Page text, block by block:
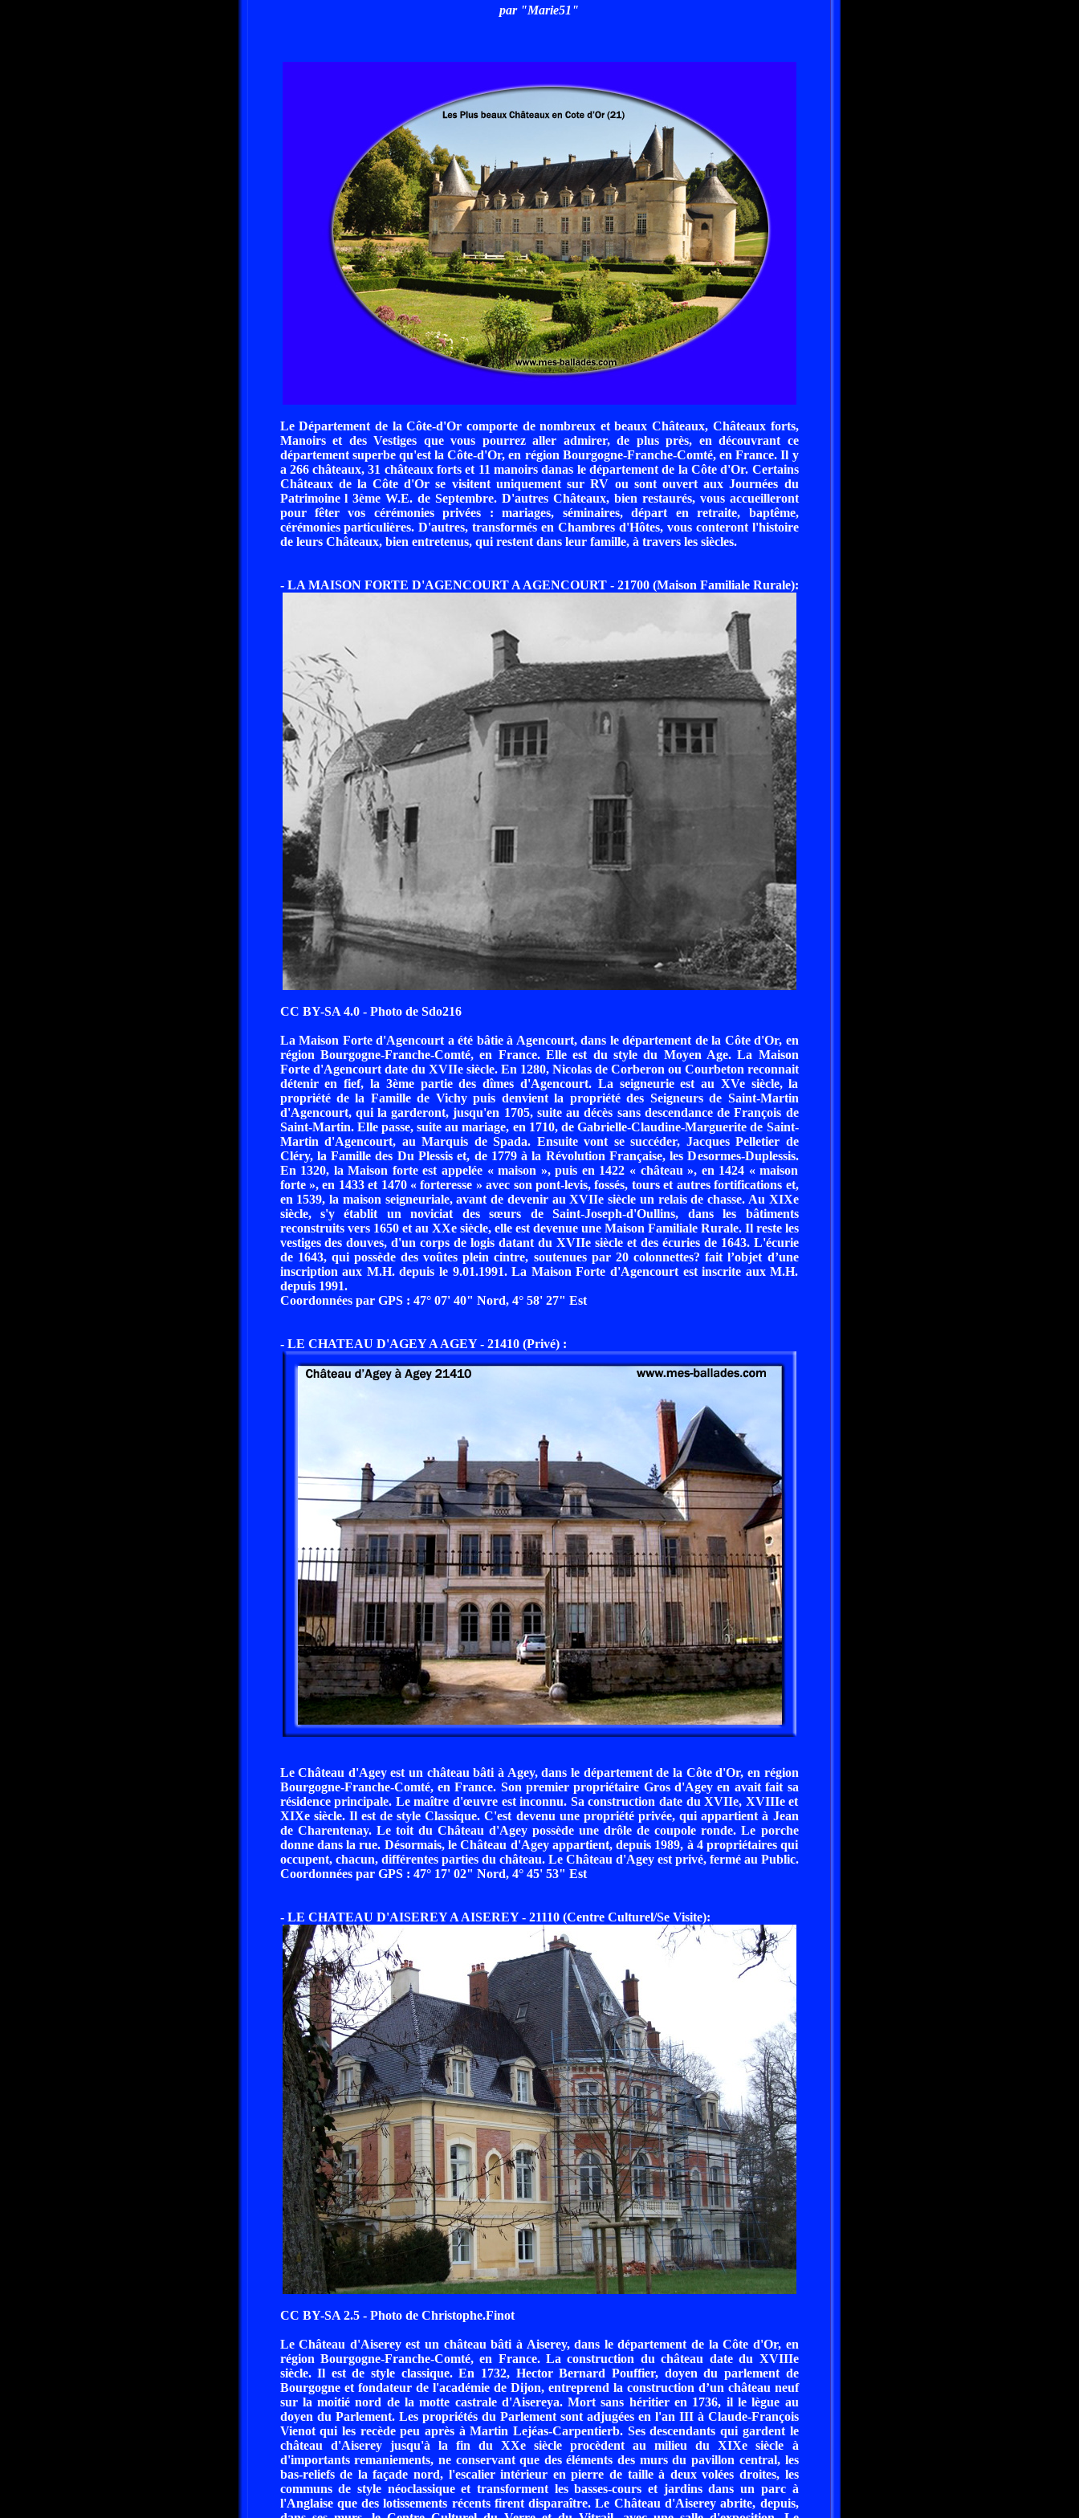
par "Marie51"
Le Département de la Côte-d'Or comporte de nombreux et beaux Châteaux, Châteaux forts,
Manoirs et des Vestiges que vous pourrez aller admirer, de plus près, en découvrant ce
département superbe qu'est la Côte-d'Or, en région Bourgogne-Franche-Comté, en France. Il y
a 266 châteaux, 31 châteaux forts et 11 manoirs danas le département de la Côte d'Or. Certains
Châteaux de la Côte d'Or se visitent uniquement sur RV ou sont ouvert aux Journées du
Patrimoine l 3ème W.E. de Septembre. D'autres Châteaux, bien restaurés, vous accueilleront
pour fêter vos cérémonies privées : mariages, séminaires, départ en retraite, baptême,
cérémonies particulières. D'autres, transformés en Chambres d'Hôtes, vous conteront l'histoire
de leurs Châteaux, bien entretenus, qui restent dans leur famille, à travers les siècles.
- LA MAISON FORTE D'AGENCOURT A AGENCOURT - 21700 (Maison Familiale Rurale):
CC BY-SA 4.0 - Photo de Sdo216
La Maison Forte d'Agencourt a été bâtie à Agencourt, dans le département de la Côte d'Or, en
région Bourgogne-Franche-Comté, en France. Elle est du style du Moyen Age. La Maison
Forte d'Agencourt date du XVIIe siècle. En 1280, Nicolas de Corberon ou Courbeton reconnait
détenir en fief, la 3ème partie des dîmes d'Agencourt. La seigneurie est au XVe siècle, la
propriété de la Famille de Vichy puis denvient la propriété des Seigneurs de Saint-Martin
d'Agencourt, qui la garderont, jusqu'en 1705, suite au décès sans descendance de François de
Saint-Martin. Elle passe, suite au mariage, en 1710, de Gabrielle-Claudine-Marguerite de Saint-
Martin d'Agencourt, au Marquis de Spada. Ensuite vont se succéder, Jacques Pelletier de
Cléry, la Famille des Du Plessis et, de 1779 à la Révolution Française, les Desormes-Duplessis.
En 1320, la Maison forte est appelée « maison », puis en 1422 « château », en 1424 « maison
forte », en 1433 et 1470 « forteresse » avec son pont-levis, fossés, tours et autres fortifications et,
en 1539, la maison seigneuriale, avant de devenir au XVIIe siècle un relais de chasse. Au XIXe
siècle, s'y établit un noviciat des sœurs de Saint-Joseph-d'Oullins, dans les bâtiments
reconstruits vers 1650 et au XXe siècle, elle est devenue une Maison Familiale Rurale. Il reste les
vestiges des douves, d'un corps de logis datant du XVIIe siècle et des écuries de 1643. L'écurie
de 1643, qui possède des voûtes plein cintre, soutenues par 20 colonnettes? fait l’objet d’une
inscription aux M.H. depuis le 9.01.1991. La Maison Forte d'Agencourt est inscrite aux M.H.
depuis 1991.
Coordonnées par GPS : 47° 07' 40" Nord, 4° 58' 27" Est
- LE CHATEAU D'AGEY A AGEY - 21410 (Privé) :
Le Château d'Agey est un château bâti à Agey, dans le département de la Côte d'Or, en région
Bourgogne-Franche-Comté, en France. Son premier propriétaire Gros d'Agey en avait fait sa
résidence principale. Le maître d'œuvre est inconnu. Sa construction date du XVIIe, XVIIIe et
XIXe siècle. Il est de style Classique. C'est devenu une propriété privée, qui appartient à Jean
de Charentenay. Le toit du Château d'Agey possède une drôle de coupole ronde. Le porche
donne dans la rue. Désormais, le Château d'Agey appartient, depuis 1989, à 4 propriétaires qui
occupent, chacun, différentes parties du château. Le Château d'Agey est privé, fermé au Public.
Coordonnées par GPS : 47° 17' 02" Nord, 4° 45' 53" Est
- LE CHATEAU D'AISEREY A AISEREY - 21110 (Centre Culturel/Se Visite):
CC BY-SA 2.5 - Photo de Christophe.Finot
Le Château d'Aiserey est un château bâti à Aiserey, dans le département de la Côte d'Or, en
région Bourgogne-Franche-Comté, en France. La construction du château date du XVIIIe
siècle. Il est de style classique. En 1732, Hector Bernard Pouffier, doyen du parlement de
Bourgogne et fondateur de l'académie de Dijon, entreprend la construction d’un château neuf
sur la moitié nord de la motte castrale d'Aisereya. Mort sans héritier en 1736, il le lègue au
doyen du Parlement. Les propriétés du Parlement sont adjugées en l'an III à Claude-François
Vienot qui les recède peu après à Martin Lejéas-Carpentierb. Ses descendants qui gardent le
château d'Aiserey jusqu'à la fin du XXe siècle procèdent au milieu du XIXe siècle à
d'importants remaniements, ne conservant que des éléments des murs du pavillon central, les
bas-reliefs de la façade nord, l'escalier intérieur en pierre de taille à deux volées droites, les
communs de style néoclassique et transforment les basses-cours et jardins dans un parc à
l'Anglaise que des lotissements récents firent disparaître. Le Château d'Aiserey abrite, depuis,